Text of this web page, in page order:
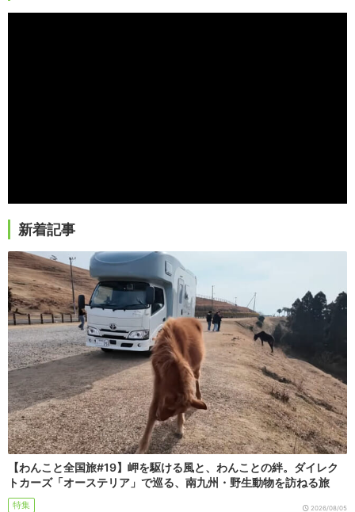
新着記事
【わんこと全国旅#19】岬を駆ける風と、わんことの絆。ダイレク
トカーズ「オーステリア」で巡る、南九州・野生動物を訪ねる旅
特集 2026/08/05